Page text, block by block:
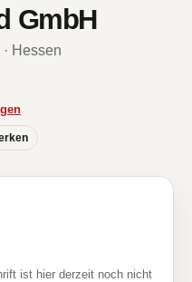
GmbH
Hessen
ist hier derzeit noch nicht